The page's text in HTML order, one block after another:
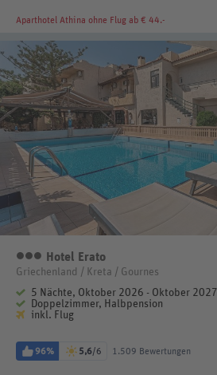
Aparthotel Athina ohne Flug ab € 44.-
3 Sterne
Hotel Erato
Griechenland / Kreta / Gournes
5 Nächte, Oktober 2026 - Oktober 2027
Doppelzimmer, Halbpension
inkl. Flug
96% 5,6/6 1.509 Bewertungen